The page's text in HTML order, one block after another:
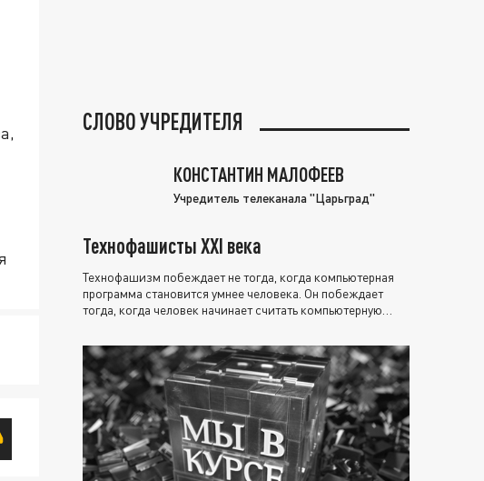
СЛОВО УЧРЕДИТЕЛЯ
КОНСТАНТИН МАЛОФЕЕВ
Учредитель телеканала "Царьград"
Технофашисты XXI века
Технофашизм побеждает не тогда, когда компьютерная
программа становится умнее человека. Он побеждает
тогда, когда человек начинает считать компьютерную